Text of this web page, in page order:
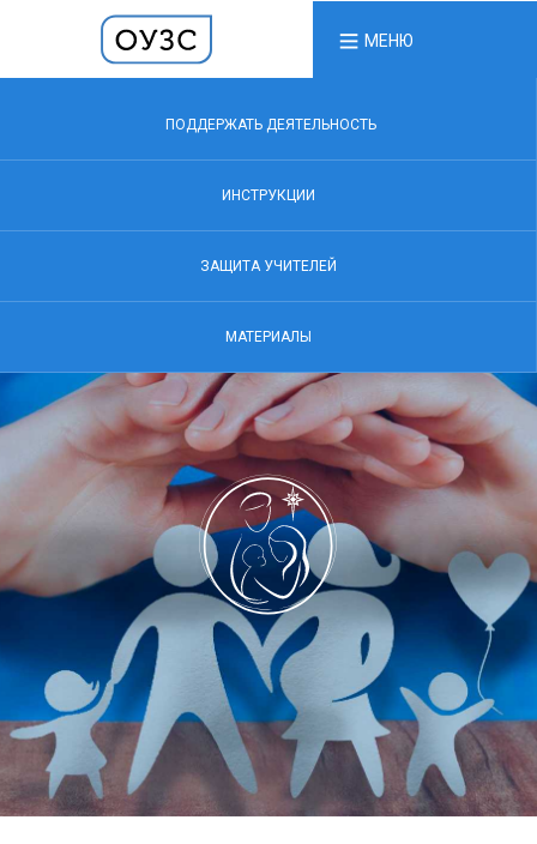
МЕНЮ
ПОДДЕРЖАТЬ ДЕЯТЕЛЬНОСТЬ
ИНСТРУКЦИИ
ЗАЩИТА УЧИТЕЛЕЙ
МАТЕРИАЛЫ